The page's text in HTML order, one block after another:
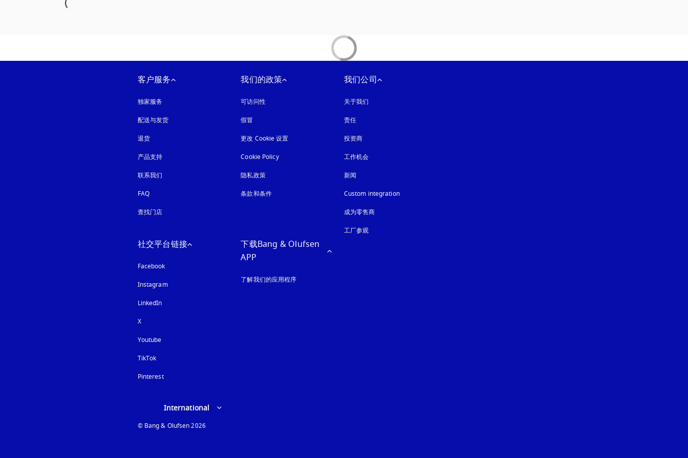
客户服务
独家服务
配送与发货
退货
产品支持
联系我们
FAQ
查找门店
我们的政策
可访问性在新选项卡中打开
假冒
更改 Cookie 设置
Cookie Policy在新选项卡中打开
隐私政策在新选项卡中打开
条款和条件
我们公司
关于我们
责任
投资商
工作机会
新闻
Custom integration
成为零售商
工厂参观
社交平台链接
Facebook
Instagram在新选项卡中打开
LinkedIn
X
Youtube
TikTok
Pinterest
下载Bang & Olufsen
APP
了解我们的应用程序
Select country and language
International
© Bang & Olufsen 2026